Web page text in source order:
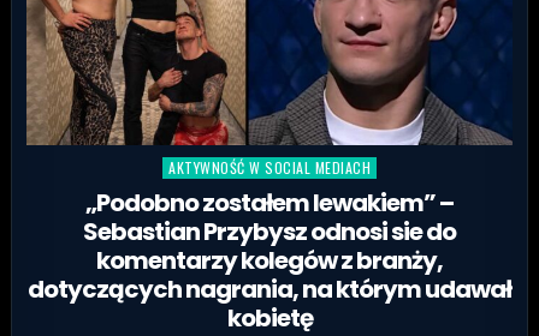
Posted in
AKTYWNOŚĆ W SOCIAL MEDIACH
„Podobno zostałem lewakiem” –
Sebastian Przybysz odnosi sie do
komentarzy kolegów z branży,
dotyczących nagrania, na którym udawał
kobietę